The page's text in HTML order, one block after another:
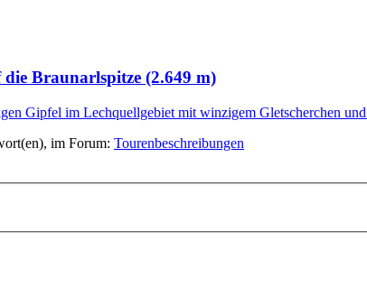
Braunarlspitze (2.649 m)
Gipfel im Lechquellgebiet mit winzigem Gletscherchen
im Forum: Tourenbeschreibungen